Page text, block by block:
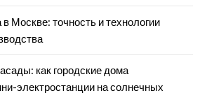
Москве: точность и технологии
как городские дома
электростанции на солнечных